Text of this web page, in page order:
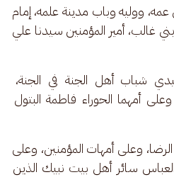
ووليه وباب مدينة علمه، إمام
غالب، أمير المؤمنين سيدنا علي
شباب أهل الجنة في الجنة،
أمهما الحوراء فاطمة البتول
وعلى أمهات المؤمنين، وعلى
سائر أهل بيت نبيك الذين